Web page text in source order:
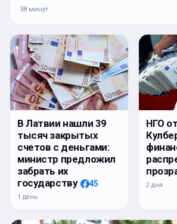
38 минут
В Латвии нашли 39
тысяч закрытых
счетов с деньгами:
министр предложил
забрать их
государству
45
1 день
НГО
2 дня